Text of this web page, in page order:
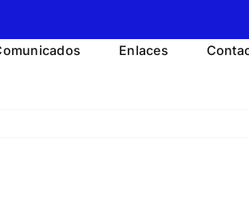
Enlaces